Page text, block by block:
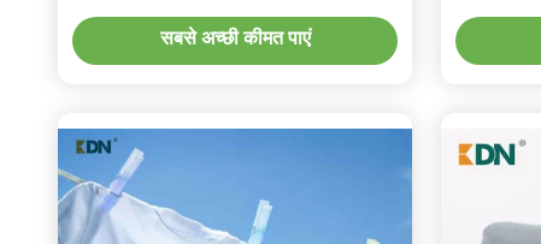
सबसे अच्छी कीमत पाएं